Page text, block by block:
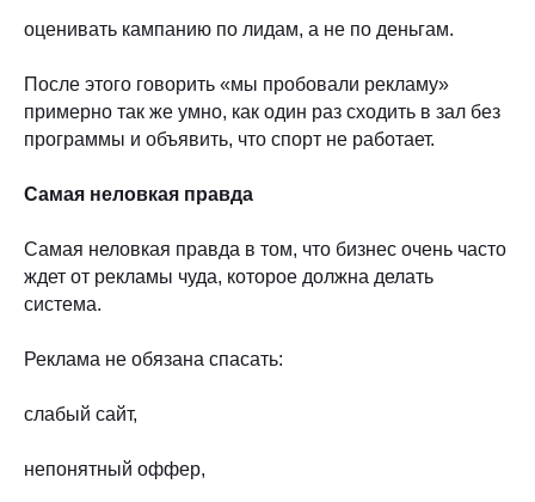
оценивать кампанию по лидам, а не по деньгам.
После этого говорить «мы пробовали рекламу»
примерно так же умно, как один раз сходить в зал без
программы и объявить, что спорт не работает.
Самая неловкая правда
Самая неловкая правда в том, что бизнес очень часто
ждет от рекламы чуда, которое должна делать
система.
Реклама не обязана спасать:
слабый сайт,
непонятный оффер,